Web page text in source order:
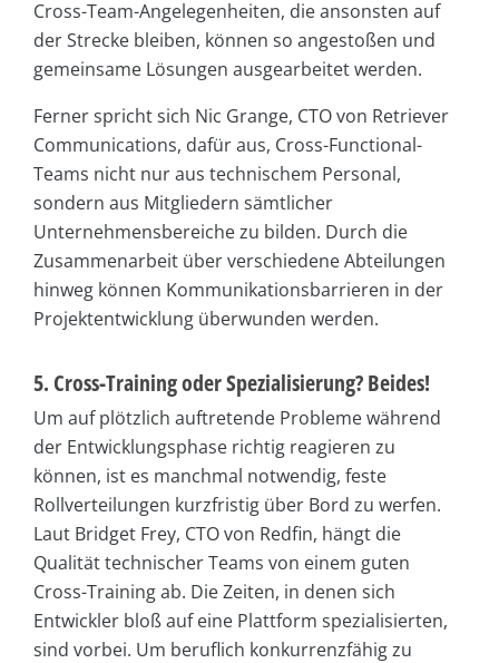
Cross-Team-Angelegenheiten, die ansonsten auf
der Strecke bleiben, können so angestoßen und
gemeinsame Lösungen ausgearbeitet werden.
Ferner spricht sich Nic Grange, CTO von Retriever
Communications, dafür aus, Cross-Functional-
Teams nicht nur aus technischem Personal,
sondern aus Mitgliedern sämtlicher
Unternehmensbereiche zu bilden. Durch die
Zusammenarbeit über verschiedene Abteilungen
hinweg können Kommunikationsbarrieren in der
Projektentwicklung überwunden werden.
5. Cross-Training oder Spezialisierung? Beides!
Um auf plötzlich auftretende Probleme während
der Entwicklungsphase richtig reagieren zu
können, ist es manchmal notwendig, feste
Rollverteilungen kurzfristig über Bord zu werfen.
Laut Bridget Frey, CTO von Redfin, hängt die
Qualität technischer Teams von einem guten
Cross-Training ab. Die Zeiten, in denen sich
Entwickler bloß auf eine Plattform spezialisierten,
sind vorbei. Um beruflich konkurrenzfähig zu